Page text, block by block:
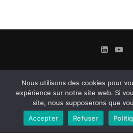
Contact
Nous utilisons des cookies pour
expérience sur notre site web. Si
site, nous supposerons que
Accepter
Refuser